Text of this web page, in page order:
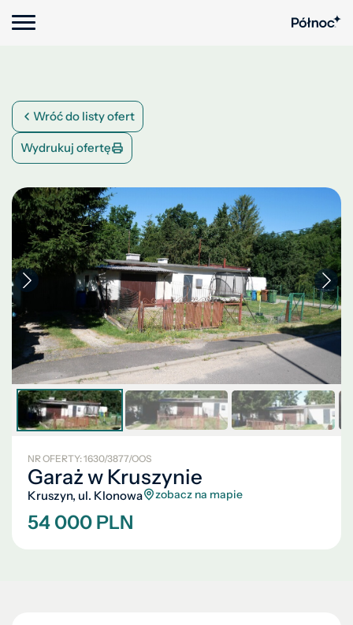
Wróć do listy ofert
Wydrukuj ofertę
NR OFERTY: 1630/3877/OOS
Garaż w Kruszynie
Kruszyn, ul. Klonowa zobacz na mapie
54 000 PLN